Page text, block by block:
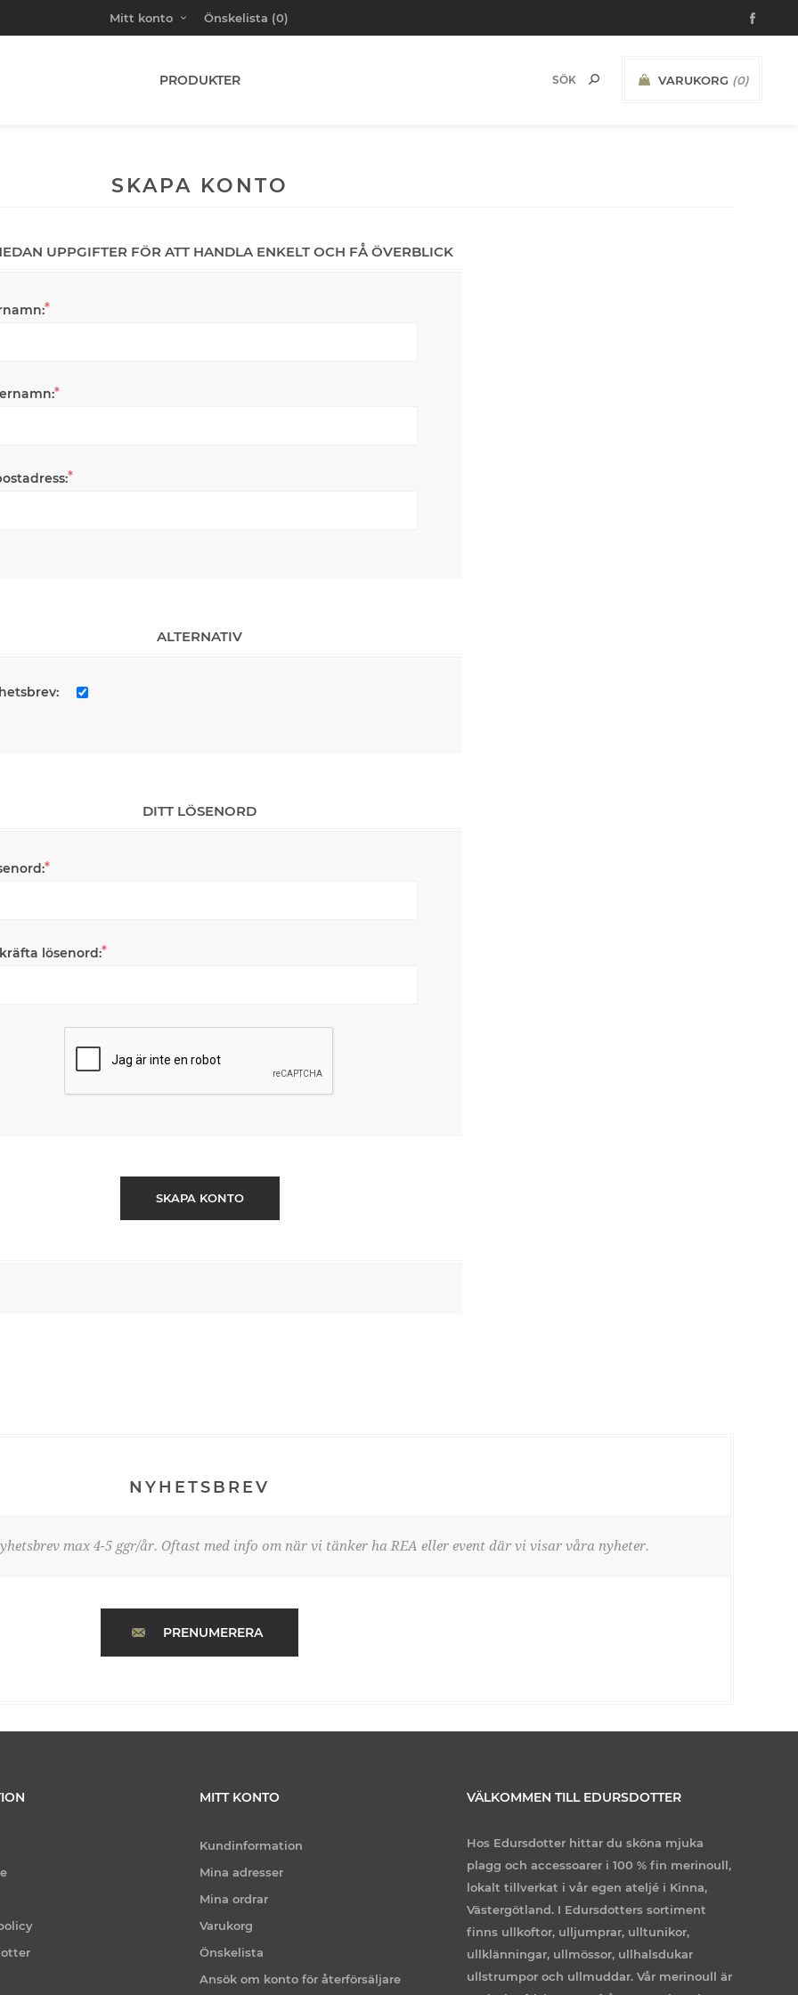
Mitt konto Önskelista (0)
VARUKORG (0)
PRODUKTER
SKAPA KONTO
UPPGIFTER FÖR ATT HANDLA ENKELT OCH FÅ ÖVERBLICK
*
*
*
ALTERNATIV
DITT LÖSENORD
*
lösenord:*
SKAPA KONTO
NYHETSBREV
max 4-5 ggr/år. Oftast med info om när vi tänker ha REA eller event där vi visar våra nyheter.
PRENUMERERA
MITT KONTO
Kundinformation
Mina adresser
Mina ordrar
Varukorg
Önskelista
Ansök om konto för återförsäljare
VÄLKOMMEN TILL EDURSDOTTER
Hos Edursdotter hittar du sköna mjuka
plagg och accessoarer i 100 % fin merinoull,
lokalt tillverkat i vår egen ateljé i Kinna,
Västergötland. I Edursdotters sortiment
finns ullkoftor, ulljumprar, ulltunikor,
ullklänningar, ullmössor, ullhalsdukar
ullstrumpor och ullmuddar. Vår merinoull är